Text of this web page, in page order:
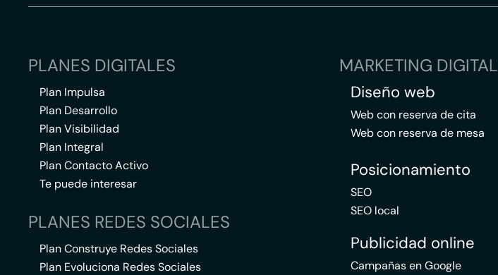
PLANES DIGITALES
Plan Impulsa
Plan Desarrollo
Plan Visibilidad
Plan Integral
Plan Contacto Activo
Te puede interesar
PLANES REDES SOCIALES
Plan Construye Redes Sociales
Plan Evoluciona Redes Sociales
MARKETING DIGITAL
Diseño web
Web con reserva de cita
Web con reserva de mesa
Posicionamiento
SEO
SEO local
Publicidad online
Campañas en Google